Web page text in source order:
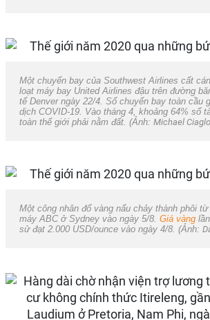
Một chuyến bay của Southwest Airlines cất
loạt máy bay United Airlines đậu trên đường
tế Denver ngày 22/4. Số chuyến bay toàn cầu
dịch COVID-19. Vào tháng 4, khoảng 64% số
toàn thế giới phải nằm đất. (Ảnh: Michael
Một công nhân đổ vàng nấu chảy thành phôi
máy ABC ở Sydney vào ngày 5/8. Giá vàng
sử đạt 2.000 USD/ounce vào ngày 4/8. (Ảnh: